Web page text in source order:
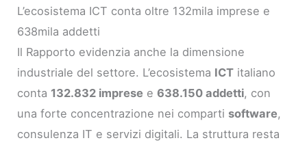
L’ecosistema ICT conta oltre 132mila imprese e
638mila addetti
Il Rapporto evidenzia anche la dimensione
industriale del settore. L’ecosistema ICT italiano
conta 132.832 imprese e638.150 addetti, con
una forte concentrazione nei comparti software,
consulenza IT e servizi digitali. La struttura resta